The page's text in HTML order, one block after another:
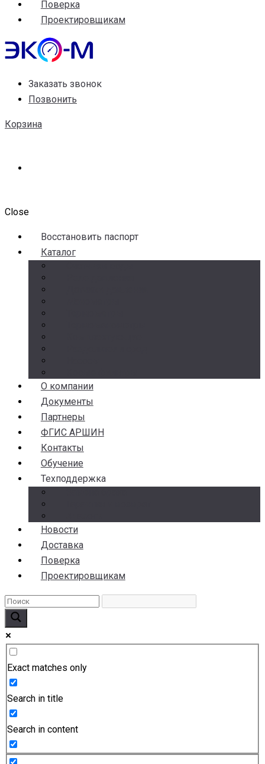
Поверка
Проектировщикам
Заказать звонок
Позвонить
Корзина
Close
Воccтановить паспорт
Каталог
О компании
Документы
Партнеры
ФГИС АРШИН
Контакты
Обучение
Техподдержка
Новости
Доставка
Поверка
Проектировщикам
Exact matches only
Search in title
Search in content